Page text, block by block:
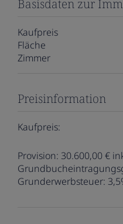
Basisdaten zur
Kaufpreis
Fläche
Zimmer
Preisinformation
Kaufpreis:
Provision: 30.600,00 €
Grunderwerbsteuer: